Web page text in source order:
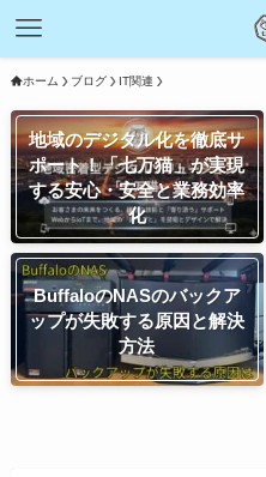
ホーム ブログ IT関連
地域のデジタル化を徹底サ
ポート！「七万猫」が実現
する安心・安全と業務効率
化
BuffaloのNASのバックア
ップが失敗する原因と解決
方法